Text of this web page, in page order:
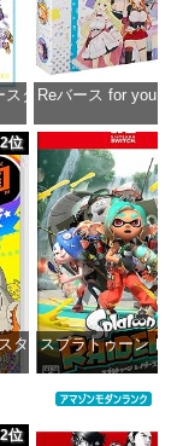
ロダクション ver.ホロ
スターパック ホロライ
Reバース for you
価格：
コード版
2位
ターズ -Switch
スプラトゥーン レ
2位